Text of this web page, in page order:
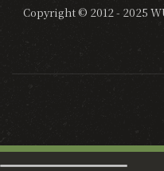
Copyright © 2012 - 2025